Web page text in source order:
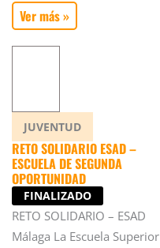
Ver más »
JUVENTUD
RETO SOLIDARIO ESAD –
ESCUELA DE SEGUNDA
OPORTUNIDAD
FINALIZADO
RETO SOLIDARIO – ESAD
Málaga La Escuela Superior